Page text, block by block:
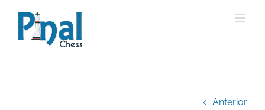
contenido
Anterior